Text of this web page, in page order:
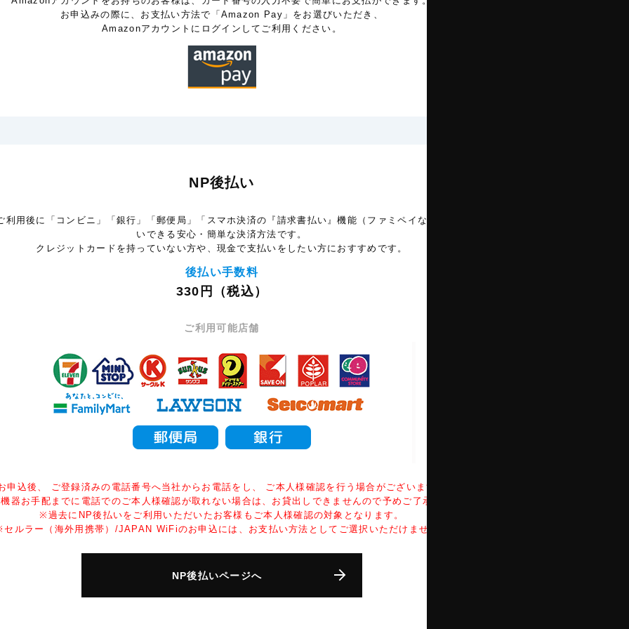
お申込みの際に、お支払い方法で「Amazon Pay」をお選びいただき、
Amazonアカウントにログインしてご利用ください。
NP後払い
利用後に「コンビニ」「銀行」「郵便局」「スマホ決済の『請求書払い』機能（ファミペイなど）」で後払
いできる安心・簡単な決済方法です。
クレジットカードを持っていない方や、現金で支払いをしたい方におすすめです。
後払い手数料
330円（税込）
ご利用可能店舗
申込後、 ご登録済みの電話番号へ当社からお電話をし、 ご本人様確認を行う場合がございます。
器お手配までに電話でのご本人様確認が取れない場合は、お貸出しできませんので予めご了承ください。
※過去にNP後払いをご利用いただいたお客様もご本人様確認の対象となります。
ルラー（海外用携帯）/JAPAN WiFiのお申込には、お支払い方法としてご選択いただけません。
NP後払いページへ